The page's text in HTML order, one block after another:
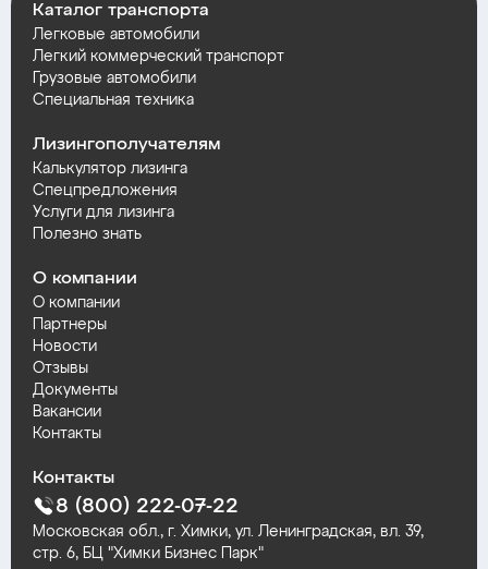
Каталог транспорта
Легковые автомобили
Легкий коммерческий транспорт
Грузовые автомобили
Специальная техника
Лизингополучателям
Калькулятор лизинга
Спецпредложения
Услуги для лизинга
Полезно знать
О компании
О компании
Партнеры
Новости
Отзывы
Документы
Вакансии
Контакты
Контакты
8 (800) 222-07-22
Московская обл., г. Химки, ул. Ленинградская, вл. 39,
стр. 6, БЦ "Химки Бизнес Парк"